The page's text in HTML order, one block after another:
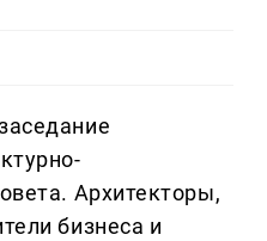
Архитекторы,
бизнеса и